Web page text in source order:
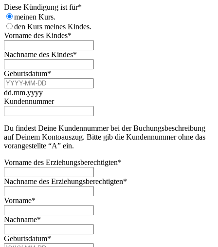
Website
URL*
Diese Kündigung ist für*
meinen Kurs.
den Kurs meines Kindes.
Vorname des Kindes*
Nachname des Kindes*
Geburtsdatum*
dd.mm.yyyy
Kundennummer
Du findest Deine Kundennummer bei der Buchungsbeschreibung
auf Deinem Kontoauszug. Bitte gib die Kundennummer ohne das
vorangestellte “A” ein.
Vorname des Erziehungsberechtigten*
Nachname des Erziehungsberechtigten*
Vorname*
Nachname*
Geburtsdatum*